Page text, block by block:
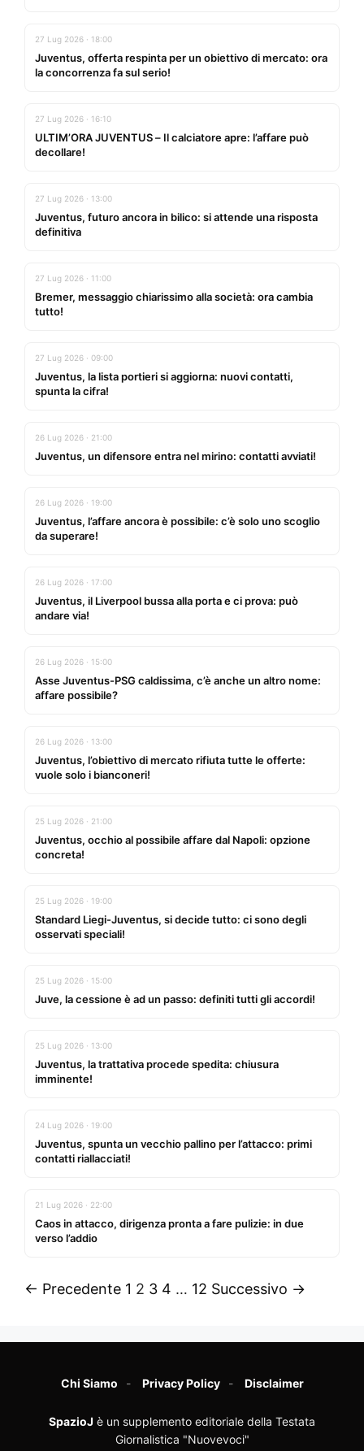
27 Lug 2026 · 18:00
Juventus, offerta respinta per un obiettivo di mercato: ora
la concorrenza fa sul serio!
27 Lug 2026 · 16:10
ULTIM’ORA JUVENTUS – Il calciatore apre: l’affare può
decollare!
27 Lug 2026 · 13:00
Juventus, futuro ancora in bilico: si attende una risposta
definitiva
27 Lug 2026 · 11:00
Bremer, messaggio chiarissimo alla società: ora cambia
tutto!
27 Lug 2026 · 09:00
Juventus, la lista portieri si aggiorna: nuovi contatti,
spunta la cifra!
26 Lug 2026 · 21:00
Juventus, un difensore entra nel mirino: contatti avviati!
26 Lug 2026 · 19:00
Juventus, l’affare ancora è possibile: c’è solo uno scoglio
da superare!
26 Lug 2026 · 17:00
Juventus, il Liverpool bussa alla porta e ci prova: può
andare via!
26 Lug 2026 · 15:00
Asse Juventus-PSG caldissima, c’è anche un altro nome:
affare possibile?
26 Lug 2026 · 13:00
Juventus, l’obiettivo di mercato rifiuta tutte le offerte:
vuole solo i bianconeri!
25 Lug 2026 · 21:00
Juventus, occhio al possibile affare dal Napoli: opzione
concreta!
25 Lug 2026 · 19:00
Standard Liegi-Juventus, si decide tutto: ci sono degli
osservati speciali!
25 Lug 2026 · 15:00
Juve, la cessione è ad un passo: definiti tutti gli accordi!
25 Lug 2026 · 13:00
Juventus, la trattativa procede spedita: chiusura
imminente!
24 Lug 2026 · 19:00
Juventus, spunta un vecchio pallino per l’attacco: primi
contatti riallacciati!
21 Lug 2026 · 22:00
Caos in attacco, dirigenza pronta a fare pulizie: in due
verso l’addio
← Precedente 1 2 3 4 … 12 Successivo →
Chi Siamo Privacy Policy Disclaimer
SpazioJ è un supplemento editoriale della Testata
Giornalistica "Nuovevoci"